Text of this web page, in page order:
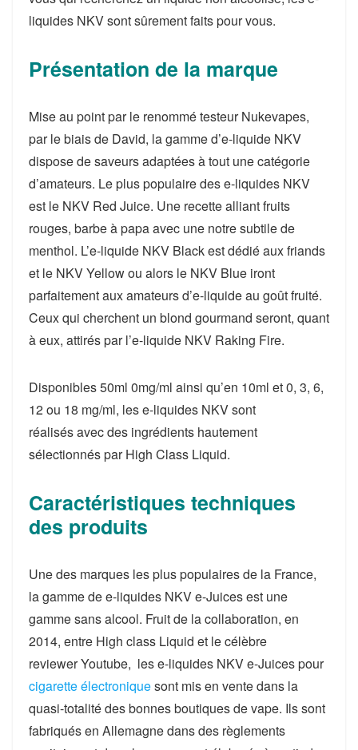
liquides NKV sont sûrement faits pour vous.
Présentation de la marque
Mise au point par le renommé testeur Nukevapes,
par le biais de David, la gamme d’e-liquide NKV
dispose de saveurs adaptées à tout une catégorie
d’amateurs. Le plus populaire des e-liquides NKV
est le NKV Red Juice. Une recette alliant fruits
rouges, barbe à papa avec une notre subtile de
menthol. L’e-liquide NKV Black est dédié aux friands
et le NKV Yellow ou alors le NKV Blue iront
parfaitement aux amateurs d’e-liquide au goût fruité.
Ceux qui cherchent un blond gourmand seront, quant
à eux, attirés par l’e-liquide NKV Raking Fire.
Disponibles 50ml 0mg/ml ainsi qu’en 10ml et 0, 3, 6,
12 ou 18 mg/ml, les e-liquides NKV sont
réalisés avec des ingrédients hautement
sélectionnés par High Class Liquid.
Caractéristiques techniques
des produits
Une des marques les plus populaires de la France,
la gamme de e-liquides NKV e-Juices est une
gamme sans alcool. Fruit de la collaboration, en
2014, entre High class Liquid et le célèbre
reviewer Youtube, les e-liquides NKV e-Juices pour
cigarette électroniquesont mis en vente dans la
quasi-totalité des bonnes boutiques de vape. Ils sont
fabriqués en Allemagne dans des règlements